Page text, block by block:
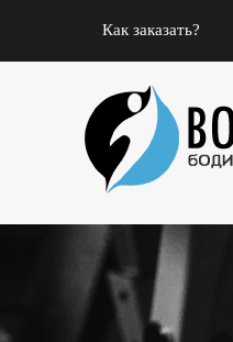
Как заказать?